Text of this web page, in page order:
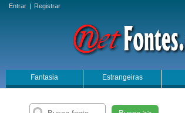
Entrar | Registrar
Fantasia Estrangeiras